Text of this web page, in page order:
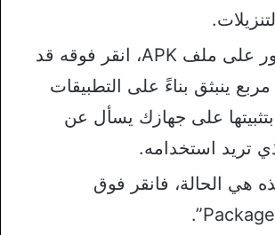
بمجرد العثور على ملف APK، انقر فوقه قد
ينبثق بناءً على التطبيقات
على جهازك يسأل عن
تريد استخدامه.
هي الحالة، فانقر فوق